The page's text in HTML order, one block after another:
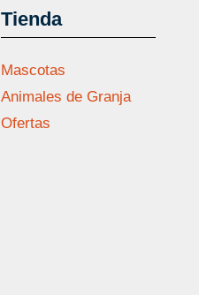
Tienda
Mascotas
Animales de Granja
Ofertas